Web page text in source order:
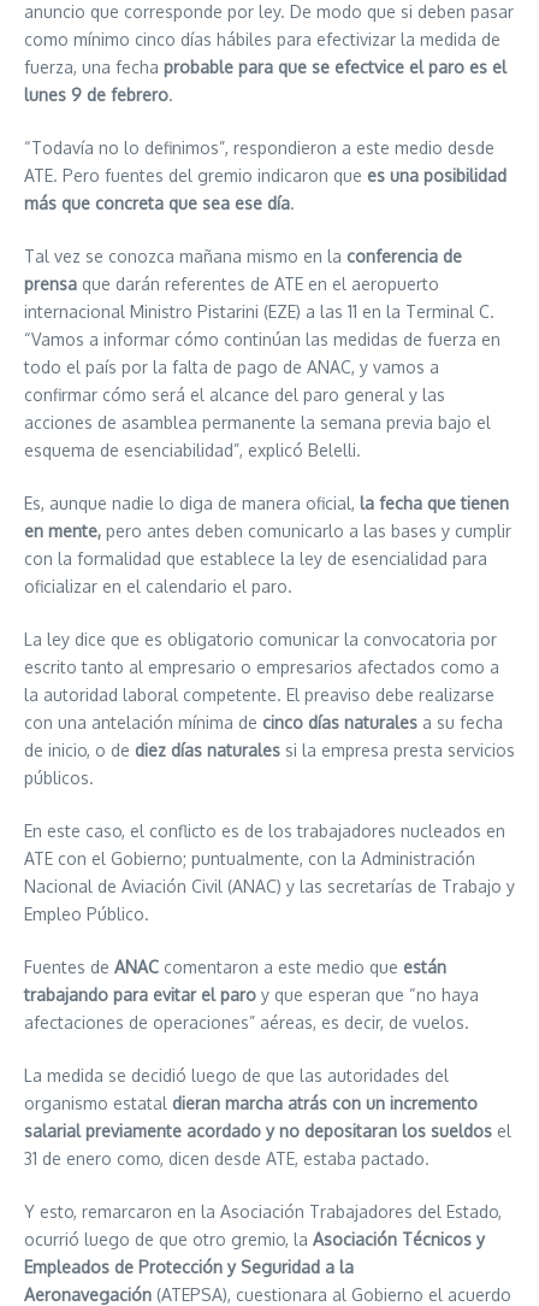
anuncio que corresponde por ley. De modo que si deben pasar
como mínimo cinco días hábiles para efectivizar la medida de
fuerza, una fecha probable para que se efectvice el paro es el
lunes 9 de febrero.
“Todavía no lo definimos”, respondieron a este medio desde
ATE. Pero fuentes del gremio indicaron que es una posibilidad
más que concreta que sea ese día.
Tal vez se conozca mañana mismo en la conferencia de
prensa que darán referentes de ATE en el aeropuerto
internacional Ministro Pistarini (EZE) a las 11 en la Terminal C.
“Vamos a informar cómo continúan las medidas de fuerza en
todo el país por la falta de pago de ANAC, y vamos a
confirmar cómo será el alcance del paro general y las
acciones de asamblea permanente la semana previa bajo el
esquema de esenciabilidad”, explicó Belelli.
Es, aunque nadie lo diga de manera oficial, la fecha que tienen
en mente, pero antes deben comunicarlo a las bases y cumplir
con la formalidad que establece la ley de esencialidad para
oficializar en el calendario el paro.
La ley dice que es obligatorio comunicar la convocatoria por
escrito tanto al empresario o empresarios afectados como a
la autoridad laboral competente. El preaviso debe realizarse
con una antelación mínima de cinco días naturales a su fecha
de inicio, o de diez días naturales si la empresa presta servicios
públicos.
En este caso, el conflicto es de los trabajadores nucleados en
ATE con el Gobierno; puntualmente, con la Administración
Nacional de Aviación Civil (ANAC) y las secretarías de Trabajo y
Empleo Público.
Fuentes de ANAC comentaron a este medio que están
trabajando para evitar el paro y que esperan que “no haya
afectaciones de operaciones” aéreas, es decir, de vuelos.
La medida se decidió luego de que las autoridades del
organismo estatal dieran marcha atrás con un incremento
salarial previamente acordado y no depositaran los sueldos el
31 de enero como, dicen desde ATE, estaba pactado.
Y esto, remarcaron en la Asociación Trabajadores del Estado,
ocurrió luego de que otro gremio, la Asociación Técnicos y
Empleados de Protección y Seguridad a la
Aeronavegación (ATEPSA), cuestionara al Gobierno el acuerdo